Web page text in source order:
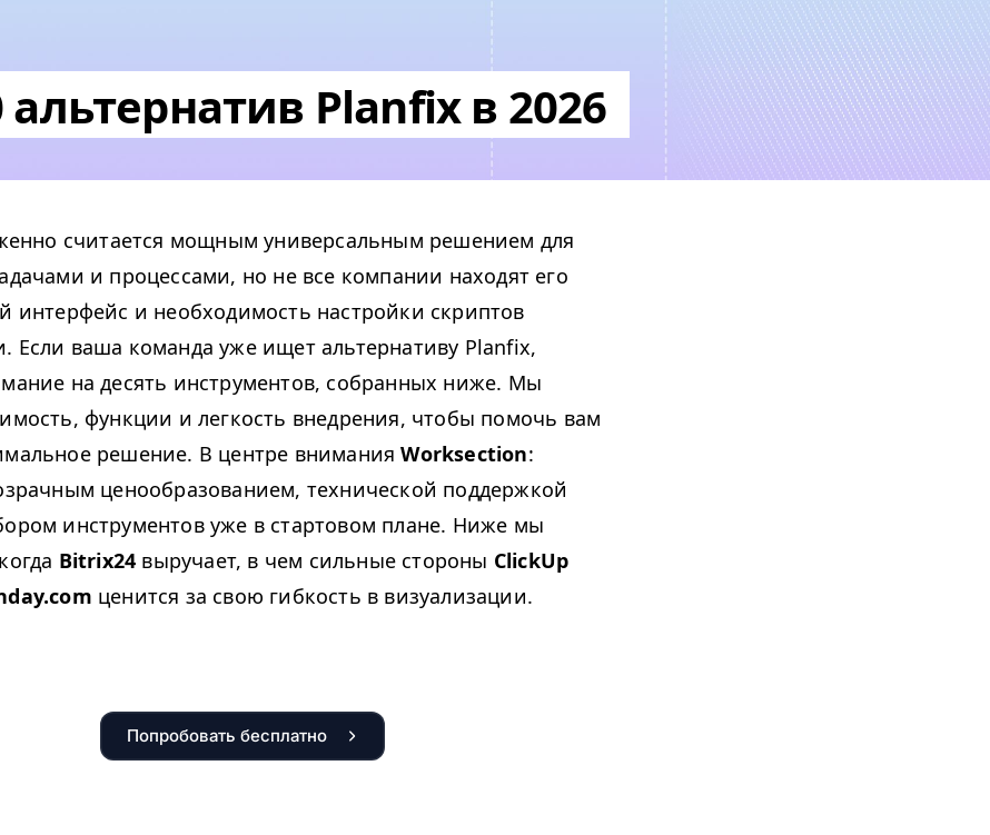
альтернатив Planfix в 2026
считается мощным универсальным решением для
и процессами, но не все компании находят его
интерфейс и необходимость настройки скриптов
Если ваша команда уже ищет альтернативу Planfix,
на десять инструментов, собранных ниже. Мы
функции и легкость внедрения, чтобы помочь вам
решение. В центре вниманияWorksection:
ценообразованием, технической поддержкой
инструментов уже в стартовом плане. Ниже мы
Bitrix24 выручает, в чем сильные стороны ClickUp
ценится за свою гибкость в визуализации.
Попробовать бесплатно